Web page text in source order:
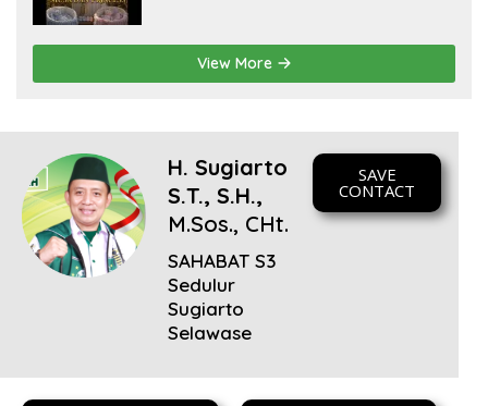
buah hati yang berjudul Musa & Princes.
View More
H. Sugiarto
S.T., S.H.,
M.Sos., CHt.
SAHABAT S3
Sedulur
Sugiarto
Selawase
SAVE
CONTACT